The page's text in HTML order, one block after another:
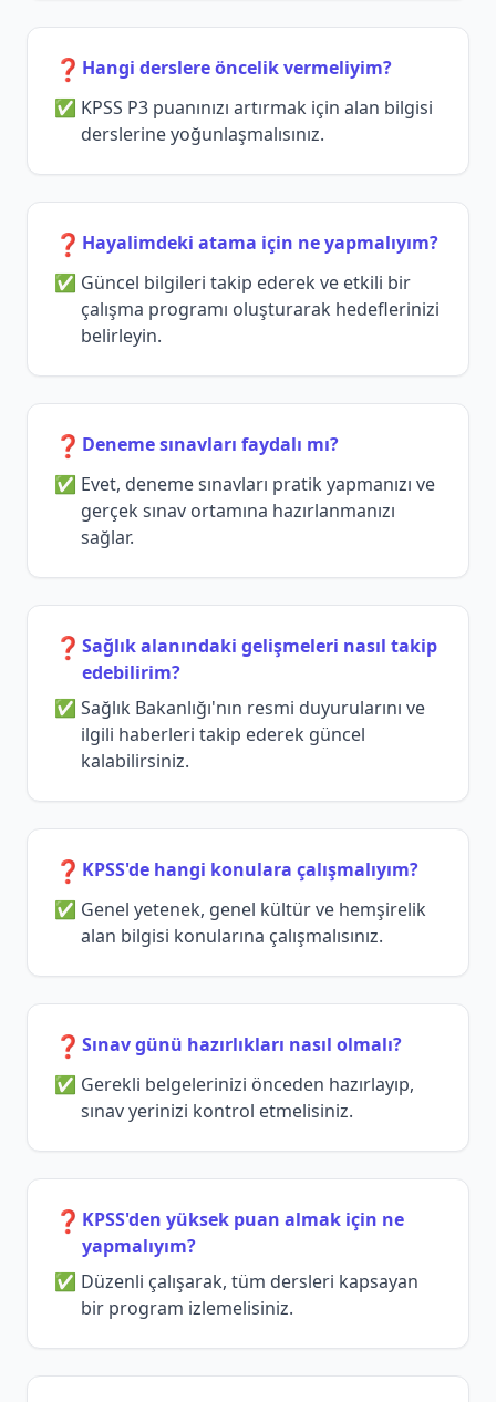
❓ Hangi derslere öncelik vermeliyim?
KPSS P3 puanınızı artırmak için alan bilgisi
derslerine yoğunlaşmalısınız.
❓ Hayalimdeki atama için ne yapmalıyım?
Güncel bilgileri takip ederek ve etkili bir
çalışma programı oluşturarak hedeflerinizi
belirleyin.
❓ Deneme sınavları faydalı mı?
Evet, deneme sınavları pratik yapmanızı ve
gerçek sınav ortamına hazırlanmanızı
sağlar.
❓ Sağlık alanındaki gelişmeleri nasıl takip
edebilirim?
Sağlık Bakanlığı'nın resmi duyurularını ve
ilgili haberleri takip ederek güncel
kalabilirsiniz.
❓ KPSS'de hangi konulara çalışmalıyım?
Genel yetenek, genel kültür ve hemşirelik
alan bilgisi konularına çalışmalısınız.
❓ Sınav günü hazırlıkları nasıl olmalı?
Gerekli belgelerinizi önceden hazırlayıp,
sınav yerinizi kontrol etmelisiniz.
❓ KPSS'den yüksek puan almak için ne
yapmalıyım?
Düzenli çalışarak, tüm dersleri kapsayan
bir program izlemelisiniz.